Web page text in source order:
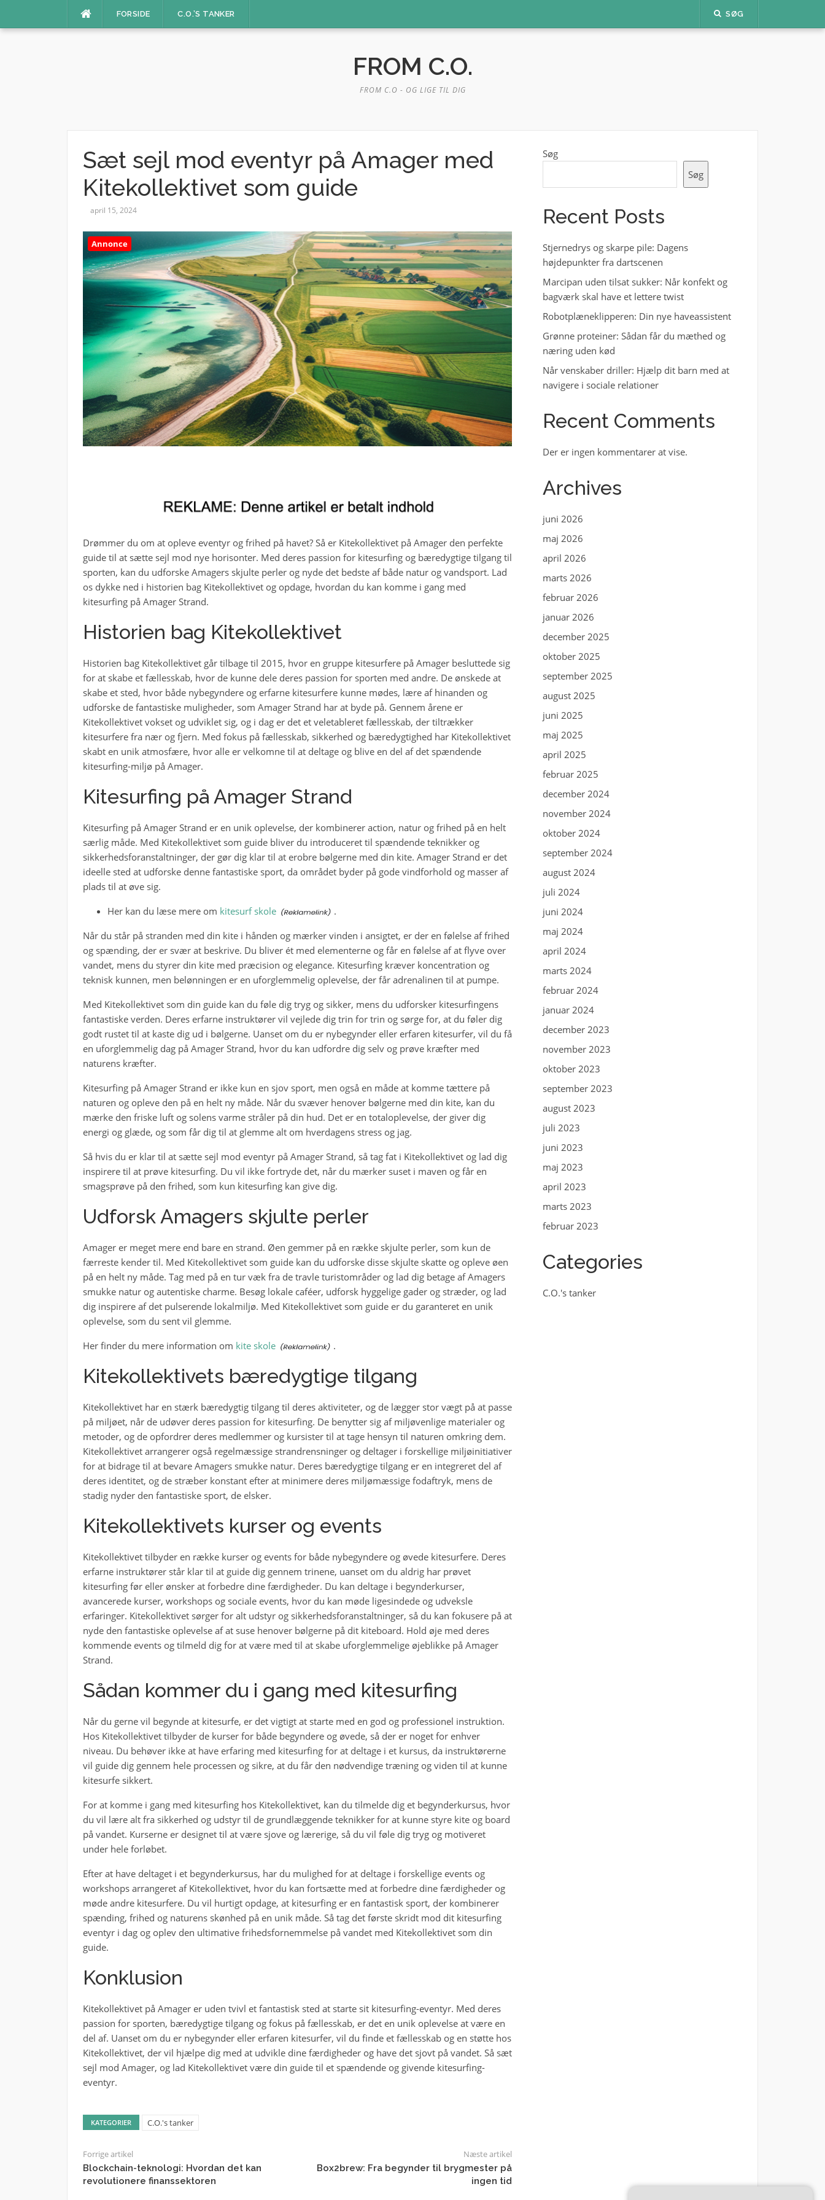
FORSIDE C.O.’S TANKER SØG
FROM C.O.
FROM C.O - OG LIGE TIL DIG
Sæt sejl mod eventyr på Amager med
Kitekollektivet som guide
april 15, 2024
Annonce
Drømmer du om at opleve eventyr og frihed på havet? Så er Kitekollektivet på Amager den perfekte
guide til at sætte sejl mod nye horisonter. Med deres passion for kitesurfing og bæredygtige tilgang til
sporten, kan du udforske Amagers skjulte perler og nyde det bedste af både natur og vandsport. Lad
os dykke ned i historien bag Kitekollektivet og opdage, hvordan du kan komme i gang med
kitesurfing på Amager Strand.
Historien bag Kitekollektivet
Historien bag Kitekollektivet går tilbage til 2015, hvor en gruppe kitesurfere på Amager besluttede sig
for at skabe et fællesskab, hvor de kunne dele deres passion for sporten med andre. De ønskede at
skabe et sted, hvor både nybegyndere og erfarne kitesurfere kunne mødes, lære af hinanden og
udforske de fantastiske muligheder, som Amager Strand har at byde på. Gennem årene er
Kitekollektivet vokset og udviklet sig, og i dag er det et veletableret fællesskab, der tiltrækker
kitesurfere fra nær og fjern. Med fokus på fællesskab, sikkerhed og bæredygtighed har Kitekollektivet
skabt en unik atmosfære, hvor alle er velkomne til at deltage og blive en del af det spændende
kitesurfing-miljø på Amager.
Kitesurfing på Amager Strand
Kitesurfing på Amager Strand er en unik oplevelse, der kombinerer action, natur og frihed på en helt
særlig måde. Med Kitekollektivet som guide bliver du introduceret til spændende teknikker og
sikkerhedsforanstaltninger, der gør dig klar til at erobre bølgerne med din kite. Amager Strand er det
ideelle sted at udforske denne fantastiske sport, da området byder på gode vindforhold og masser af
plads til at øve sig.
Her kan du læse mere om kitesurf skole
.
Når du står på stranden med din kite i hånden og mærker vinden i ansigtet, er der en følelse af frihed
og spænding, der er svær at beskrive. Du bliver ét med elementerne og får en følelse af at flyve over
vandet, mens du styrer din kite med præcision og elegance. Kitesurfing kræver koncentration og
teknisk kunnen, men belønningen er en uforglemmelig oplevelse, der får adrenalinen til at pumpe.
Med Kitekollektivet som din guide kan du føle dig tryg og sikker, mens du udforsker kitesurfingens
fantastiske verden. Deres erfarne instruktører vil vejlede dig trin for trin og sørge for, at du føler dig
godt rustet til at kaste dig ud i bølgerne. Uanset om du er nybegynder eller erfaren kitesurfer, vil du få
en uforglemmelig dag på Amager Strand, hvor du kan udfordre dig selv og prøve kræfter med
naturens kræfter.
Kitesurfing på Amager Strand er ikke kun en sjov sport, men også en måde at komme tættere på
naturen og opleve den på en helt ny måde. Når du svæver henover bølgerne med din kite, kan du
mærke den friske luft og solens varme stråler på din hud. Det er en totaloplevelse, der giver dig
energi og glæde, og som får dig til at glemme alt om hverdagens stress og jag.
Så hvis du er klar til at sætte sejl mod eventyr på Amager Strand, så tag fat i Kitekollektivet og lad dig
inspirere til at prøve kitesurfing. Du vil ikke fortryde det, når du mærker suset i maven og får en
smagsprøve på den frihed, som kun kitesurfing kan give dig.
Udforsk Amagers skjulte perler
Amager er meget mere end bare en strand. Øen gemmer på en række skjulte perler, som kun de
færreste kender til. Med Kitekollektivet som guide kan du udforske disse skjulte skatte og opleve øen
på en helt ny måde. Tag med på en tur væk fra de travle turistområder og lad dig betage af Amagers
smukke natur og autentiske charme. Besøg lokale caféer, udforsk hyggelige gader og stræder, og lad
dig inspirere af det pulserende lokalmiljø. Med Kitekollektivet som guide er du garanteret en unik
oplevelse, som du sent vil glemme.
Her finder du mere information om kite skole .
Kitekollektivets bæredygtige tilgang
Kitekollektivet har en stærk bæredygtig tilgang til deres aktiviteter, og de lægger stor vægt på at passe
på miljøet, når de udøver deres passion for kitesurfing. De benytter sig af miljøvenlige materialer og
metoder, og de opfordrer deres medlemmer og kursister til at tage hensyn til naturen omkring dem.
Kitekollektivet arrangerer også regelmæssige strandrensninger og deltager i forskellige miljøinitiativer
for at bidrage til at bevare Amagers smukke natur. Deres bæredygtige tilgang er en integreret del af
deres identitet, og de stræber konstant efter at minimere deres miljømæssige fodaftryk, mens de
stadig nyder den fantastiske sport, de elsker.
Kitekollektivets kurser og events
Kitekollektivet tilbyder en række kurser og events for både nybegyndere og øvede kitesurfere. Deres
erfarne instruktører står klar til at guide dig gennem trinene, uanset om du aldrig har prøvet
kitesurfing før eller ønsker at forbedre dine færdigheder. Du kan deltage i begynderkurser,
avancerede kurser, workshops og sociale events, hvor du kan møde ligesindede og udveksle
erfaringer. Kitekollektivet sørger for alt udstyr og sikkerhedsforanstaltninger, så du kan fokusere på at
nyde den fantastiske oplevelse af at suse henover bølgerne på dit kiteboard. Hold øje med deres
kommende events og tilmeld dig for at være med til at skabe uforglemmelige øjeblikke på Amager
Strand.
Sådan kommer du i gang med kitesurfing
Når du gerne vil begynde at kitesurfe, er det vigtigt at starte med en god og professionel instruktion.
Hos Kitekollektivet tilbyder de kurser for både begyndere og øvede, så der er noget for enhver
niveau. Du behøver ikke at have erfaring med kitesurfing for at deltage i et kursus, da instruktørerne
vil guide dig gennem hele processen og sikre, at du får den nødvendige træning og viden til at kunne
kitesurfe sikkert.
For at komme i gang med kitesurfing hos Kitekollektivet, kan du tilmelde dig et begynderkursus, hvor
du vil lære alt fra sikkerhed og udstyr til de grundlæggende teknikker for at kunne styre kite og board
på vandet. Kurserne er designet til at være sjove og lærerige, så du vil føle dig tryg og motiveret
under hele forløbet.
Efter at have deltaget i et begynderkursus, har du mulighed for at deltage i forskellige events og
workshops arrangeret af Kitekollektivet, hvor du kan fortsætte med at forbedre dine færdigheder og
møde andre kitesurfere. Du vil hurtigt opdage, at kitesurfing er en fantastisk sport, der kombinerer
spænding, frihed og naturens skønhed på en unik måde. Så tag det første skridt mod dit kitesurfing
eventyr i dag og oplev den ultimative frihedsfornemmelse på vandet med Kitekollektivet som din
guide.
Konklusion
Kitekollektivet på Amager er uden tvivl et fantastisk sted at starte sit kitesurfing-eventyr. Med deres
passion for sporten, bæredygtige tilgang og fokus på fællesskab, er det en unik oplevelse at være en
del af. Uanset om du er nybegynder eller erfaren kitesurfer, vil du finde et fællesskab og en støtte hos
Kitekollektivet, der vil hjælpe dig med at udvikle dine færdigheder og have det sjovt på vandet. Så sæt
sejl mod Amager, og lad Kitekollektivet være din guide til et spændende og givende kitesurfing-
eventyr.
KATEGORIER C.O.'s tanker
Forrige artikel
Blockchain-teknologi: Hvordan det kan
revolutionere finanssektoren
Næste artikel
Box2brew: Fra begynder til brygmester på
ingen tid
Søg
Søg
Recent Posts
Stjernedrys og skarpe pile: Dagens
højdepunkter fra dartscenen
Marcipan uden tilsat sukker: Når konfekt og
bagværk skal have et lettere twist
Robotplæneklipperen: Din nye haveassistent
Grønne proteiner: Sådan får du mæthed og
næring uden kød
Når venskaber driller: Hjælp dit barn med at
navigere i sociale relationer
Recent Comments
Der er ingen kommentarer at vise.
Archives
juni 2026
maj 2026
april 2026
marts 2026
februar 2026
januar 2026
december 2025
oktober 2025
september 2025
august 2025
juni 2025
maj 2025
april 2025
februar 2025
december 2024
november 2024
oktober 2024
september 2024
august 2024
juli 2024
juni 2024
maj 2024
april 2024
marts 2024
februar 2024
januar 2024
december 2023
november 2023
oktober 2023
september 2023
august 2023
juli 2023
juni 2023
maj 2023
april 2023
marts 2023
februar 2023
Categories
C.O.'s tanker